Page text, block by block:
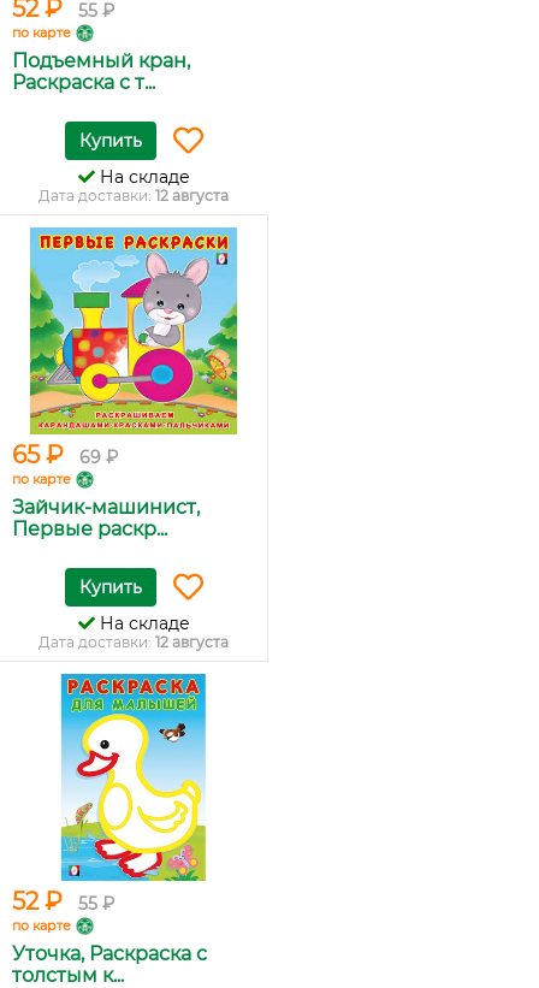
52 ₽ 55 ₽
по карте
Подъемный кран,
Раскраска с т...
Купить
На складе
Дата доставки: 12 августа
65 ₽ 69 ₽
по карте
Зайчик-машинист,
Первые раскр...
Купить
На складе
Дата доставки: 12 августа
52 ₽ 55 ₽
по карте
Уточка, Раскраска с
толстым к...